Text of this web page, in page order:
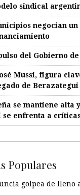
sindical
negocian un
del Gobierno
Mussi, figura
de Berazategui
se mantiene alta
se enfrenta a
Populares
golpea de lleno